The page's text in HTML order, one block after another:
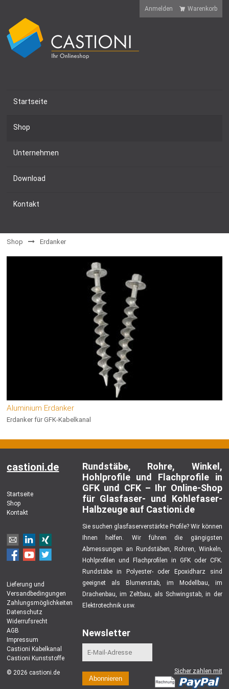
Anmelden Warenkorb
Startseite
Shop
Unternehmen
Download
Kontakt
Shop Erdanker
Aluminium Erdanker
Erdanker für GFK-Kabelkanal
castioni.de
Startseite
Shop
Kontakt
Lieferung und
Versandbedingungen
Zahlungsmöglichkeiten
Datenschutz
Widerrufsrecht
AGB
Impressum
Castioni Kabelkanal
Castioni Kunststoffe
© 2026 castioni.de
Rundstäbe, Rohre, Winkel,
Hohlprofile und Flachprofile in
GFK und CFK – Ihr Online-Shop
für Glasfaser- und Kohlefaser-
Halbzeuge auf Castioni.de
Sie suchen glasfaserverstärkte Profile? Wir können
Ihnen helfen. Wir führen die gängigsten
Abmessungen an Rundstäben, Rohren, Winkeln,
Hohlprofilen und Flachprofilen in GFK oder CFK.
Rundstäbe in Polyester- oder Epoxidharz sind
geeignet als Blumenstab, im Modellbau, im
Drachenbau, im Zeltbau, als Schwingstab, in der
Elektrotechnik usw.
Newsletter
Abonnieren
Sicher zahlen mit